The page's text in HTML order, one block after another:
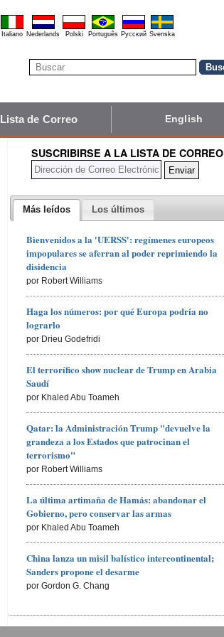
Italiano Nederlands Polski Português Pyccĸий Svenska
Lista de Correo English
SUSCRIBIRSE A LA LISTA DE CORREO
Más leídos Los últimos
Bienvenidos a la 'UERSS': regímenes europeos
impopulares se aferran al poder reprimiendo la
disidencia
por Robert Williams
Haga los números: por qué Europa podría no
lograrlo
por Drieu Godefridi
El terrorífico show nuclear de Trump en Arabia
Saudí
por Khaled Abu Toameh
Qatar: la Administración Trump "devuelve la
grandeza a los Estados que patrocinan el
terrorismo"
por Robert Williams
La última artimaña de Hamás: abandonar el
Gobierno, pero conservar las armas
por Khaled Abu Toameh
China lanza un misil balístico intercontinental;
Sanders propone el desarme
por Gordon G. Chang